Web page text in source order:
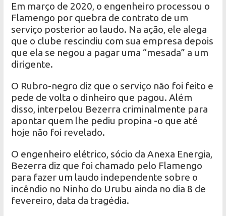
Em março de 2020, o engenheiro processou o
Flamengo por quebra de contrato de um
serviço posterior ao laudo. Na ação, ele alega
que o clube rescindiu com sua empresa depois
que ela se negou a pagar uma “mesada” a um
dirigente.
O Rubro-negro diz que o serviço não foi feito e
pede de volta o dinheiro que pagou. Além
disso, interpelou Bezerra criminalmente para
apontar quem lhe pediu propina -o que até
hoje não foi revelado.
O engenheiro elétrico, sócio da Anexa Energia,
Bezerra diz que foi chamado pelo Flamengo
para fazer um laudo independente sobre o
incêndio no Ninho do Urubu ainda no dia 8 de
fevereiro, data da tragédia.